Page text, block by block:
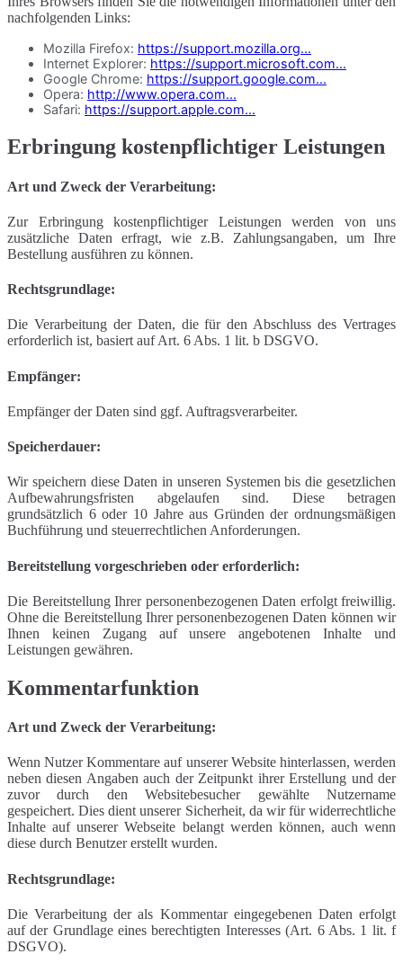
nachfolgenden Links:
Mozilla Firefox: https://support.mozilla.org...
Internet Explorer: https://support.microsoft.com...
Google Chrome: https://support.google.com...
Opera: http://www.opera.com...
Safari: https://support.apple.com...
Erbringung kostenpflichtiger Leistungen
Art und Zweck der Verarbeitung:
Zur Erbringung kostenpflichtiger Leistungen werden von uns
zusätzliche Daten erfragt, wie z.B. Zahlungsangaben, um Ihre
Bestellung ausführen zu können.
Rechtsgrundlage:
Die Verarbeitung der Daten, die für den Abschluss des Vertrages
erforderlich ist, basiert auf Art. 6 Abs. 1 lit. b DSGVO.
Empfänger:
Empfänger der Daten sind ggf. Auftragsverarbeiter.
Speicherdauer:
Wir speichern diese Daten in unseren Systemen bis die gesetzlichen
Aufbewahrungsfristen abgelaufen sind. Diese betragen
grundsätzlich 6 oder 10 Jahre aus Gründen der ordnungsmäßigen
Buchführung und steuerrechtlichen Anforderungen.
Bereitstellung vorgeschrieben oder erforderlich:
Die Bereitstellung Ihrer personenbezogenen Daten erfolgt freiwillig.
Ohne die Bereitstellung Ihrer personenbezogenen Daten können wir
Ihnen keinen Zugang auf unsere angebotenen Inhalte und
Leistungen gewähren.
Kommentarfunktion
Art und Zweck der Verarbeitung:
Wenn Nutzer Kommentare auf unserer Website hinterlassen, werden
neben diesen Angaben auch der Zeitpunkt ihrer Erstellung und der
zuvor durch den Websitebesucher gewählte Nutzername
gespeichert. Dies dient unserer Sicherheit, da wir für widerrechtliche
Inhalte auf unserer Webseite belangt werden können, auch wenn
diese durch Benutzer erstellt wurden.
Rechtsgrundlage:
Die Verarbeitung der als Kommentar eingegebenen Daten erfolgt
auf der Grundlage eines berechtigten Interesses (Art. 6 Abs. 1 lit. f
DSGVO).